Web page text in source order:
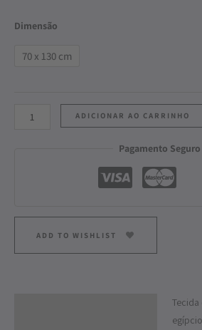
Dimensão
70 x 130 cm
ADICIONAR AO CARRINHO
Pagamento Seguro
ADD TO WISHLIST